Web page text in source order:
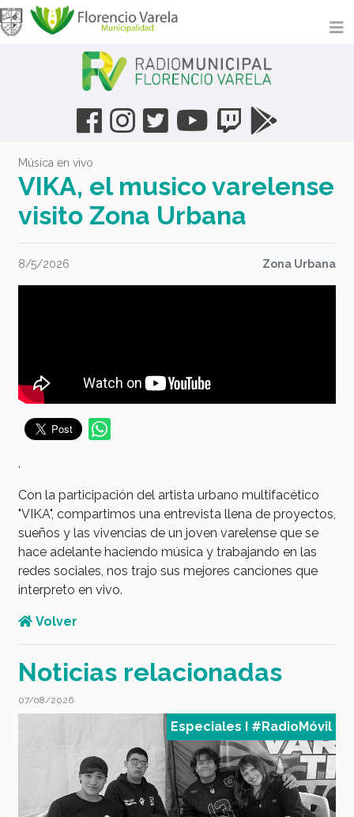
Música en vivo
VIKA, el musico varelense
visito Zona Urbana
8/5/2026 Zona Urbana
.
Con la participación del artista urbano multifacético
"VIKA", compartimos una entrevista llena de proyectos,
sueños y las vivencias de un joven varelense que se
hace adelante haciendo música y trabajando en las
redes sociales, nos trajo sus mejores canciones que
interpreto en vivo.
Volver
Noticias relacionadas
07/08/2026
Especiales I #RadioMóvil